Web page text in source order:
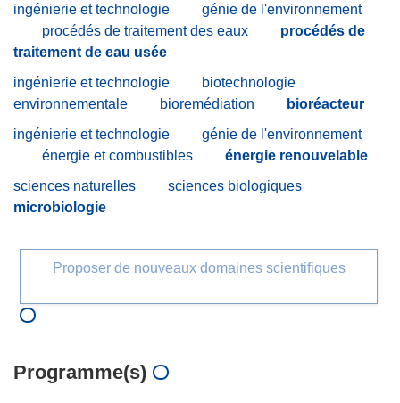
ingénierie et technologie
génie de l'environnement
procédés de traitement des eaux
procédés de
traitement de eau usée
ingénierie et technologie
biotechnologie
environnementale
bioremédiation
bioréacteur
ingénierie et technologie
génie de l'environnement
énergie et combustibles
énergie renouvelable
sciences naturelles
sciences biologiques
microbiologie
Proposer de nouveaux domaines scientifiques
Programme(s)